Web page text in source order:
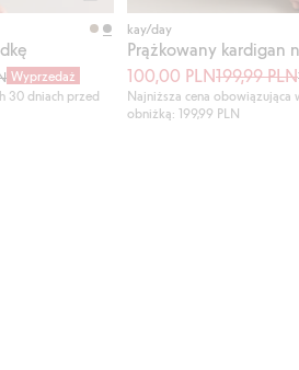
Wyprzedaż
30 dniach przed
kay/day
Prążkowany kardigan
100,00 PLN199,99 PLN
Najniższa cena obowiązująca
obniżką: 199,99 PLN